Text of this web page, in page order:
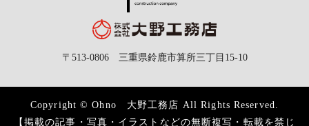
〒513-0806 三重県鈴鹿市算所三丁目15-10
Copyright © Ohno 大野工務店 All Rights Reserved.
【掲載の記事・写真・イラストなどの無断複写・転載を禁じ